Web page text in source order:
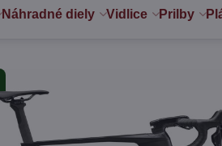
Náhradné diely Vidlice Prilby